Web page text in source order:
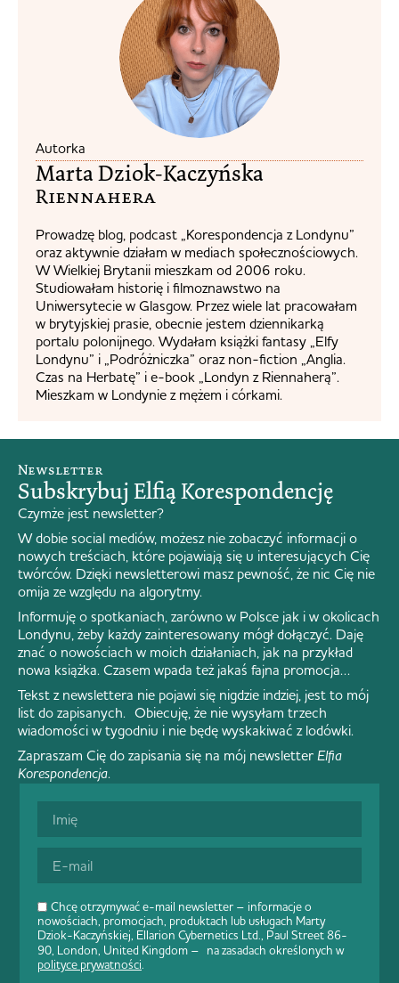
Autorka
Marta Dziok-Kaczyńska
Riennahera​
Prowadzę blog, podcast „Korespondencja z Londynu”
oraz aktywnie działam w mediach społecznościowych.
W Wielkiej Brytanii mieszkam od 2006 roku.
Studiowałam historię i filmoznawstwo na
Uniwersytecie w Glasgow. Przez wiele lat pracowałam
w brytyjskiej prasie, obecnie jestem dziennikarką
portalu polonijnego. Wydałam książki fantasy „Elfy
Londynu” i „Podróżniczka” oraz non-fiction „Anglia.
Czas na Herbatę” i e-book „Londyn z Riennaherą”.
Mieszkam w Londynie z mężem i córkami.
Chcę otrzymywać e-mail newsletter – informacje o
nowościach, promocjach, produktach lub usługach Marty
Dziok-Kaczyńskiej, Ellarion Cybernetics Ltd., Paul Street 86-
90, London, United Kingdom – na zasadach określonych w
polityce prywatności.
Newsletter
Subskrybuj Elfią Korespondencję
Czymże jest newsletter?
W dobie social mediów, możesz nie zobaczyć informacji o
nowych treściach, które pojawiają się u interesujących Cię
twórców. Dzięki newsletterowi masz pewność, że nic Cię nie
omija ze względu na algorytmy.
Informuję o spotkaniach, zarówno w Polsce jak i w okolicach
Londynu, żeby każdy zainteresowany mógł dołączyć. Daję
znać o nowościach w moich działaniach, jak na przykład
nowa książka. Czasem wpada też jakaś fajna promocja…
Tekst z newslettera nie pojawi się nigdzie indziej, jest to mój
list do zapisanych. Obiecuję, że nie wysyłam trzech
wiadomości w tygodniu i nie będę wyskakiwać z lodówki.
Zapraszam Cię do zapisania się na mój newsletter Elfia
Korespondencja.